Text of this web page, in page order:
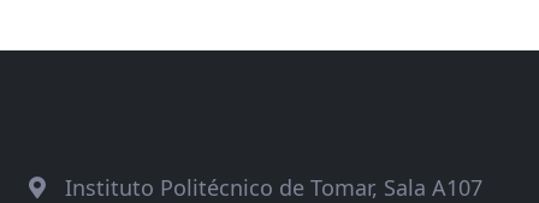
Instituto Politécnico de Tomar, Sala A107